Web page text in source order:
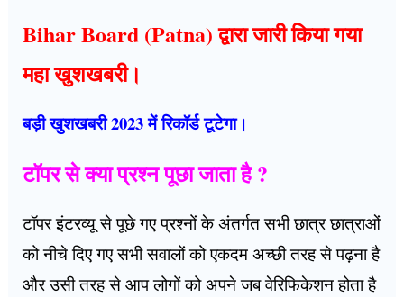
Bihar Board (Patna) द्वारा जारी किया गया
महा खुशखबरी।
बड़ी खुशखबरी 2023 में रिकॉर्ड टूटेगा।
टॉपर से क्या प्रश्न पूछा जाता है ?
टॉपर इंटरव्यू से पूछे गए प्रश्नों के अंतर्गत सभी छात्र छात्राओं
को नीचे दिए गए सभी सवालों को एकदम अच्छी तरह से पढ़ना है
और उसी तरह से आप लोगों को अपने जब वेरिफिकेशन होता है